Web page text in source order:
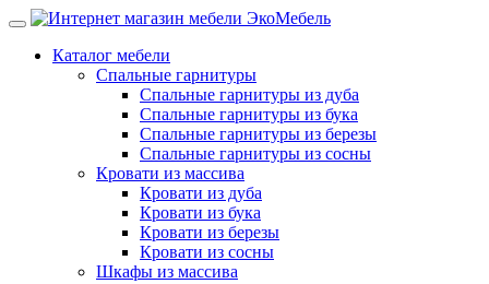
Каталог мебели
Спальные гарнитуры
Спальные гарнитуры из дуба
Спальные гарнитуры из бука
Спальные гарнитуры из березы
Спальные гарнитуры из сосны
Кровати из массива
Кровати из дуба
Кровати из бука
Кровати из березы
Кровати из сосны
Шкафы из массива